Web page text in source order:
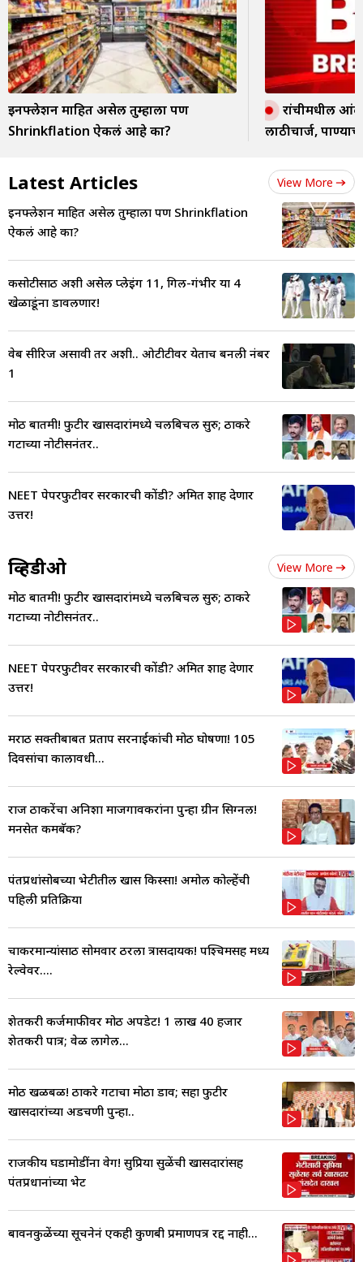
इनफ्लेशन माहित असेल तुम्हाला पण
Shrinkflation ऐकलं आहे का?
रांचीमधील
लाठीचार्ज,
Latest Articles View More
इनफ्लेशन माहित असेल तुम्हाला पण Shrinkflation
ऐकलं आहे का?
कसोटीसाठी अशी असेल प्लेइंग 11, गिल-गंभीर या 4
खेळाडूंना डावलणार!
वेब सीरिज असावी तर अशी.. ओटीटीवर येताच बनली नंबर
1
मोठी बातमी! फुटीर खासदारांमध्ये चलबिचल सुरु; ठाकरे
गटाच्या नोटीसनंतर..
NEET पेपरफुटीवर सरकारची कोंडी? अमित शाह देणार
उत्तर!
व्हिडीओ View More
मोठी बातमी! फुटीर खासदारांमध्ये चलबिचल सुरु; ठाकरे
गटाच्या नोटीसनंतर..
NEET पेपरफुटीवर सरकारची कोंडी? अमित शाह देणार
उत्तर!
मराठी सक्तीबाबत प्रताप सरनाईकांची मोठी घोषणा! 105
दिवसांचा कालावधी...
राज ठाकरेंचा अनिशा माजगावकरांना पुन्हा ग्रीन सिग्नल!
मनसेत कमबॅक?
पंतप्रधांसोबच्या भेटीतील खास किस्सा! अमोल कोल्हेंची
पहिली प्रतिक्रिया
चाकरमान्यांसाठी सोमवार ठरला त्रासदायक! पश्चिमसह मध्य
रेल्वेवर....
शेतकरी कर्जमाफीवर मोठी अपडेट! 1 लाख 40 हजार
शेतकरी पात्र; वेळ लागेल...
मोठी खळबळ! ठाकरे गटाचा मोठा डाव; सहा फुटीर
खासदारांच्या अडचणी पुन्हा..
राजकीय घडामोडींना वेग! सुप्रिया सुळेंची खासदारांसह
पंतप्रधानांच्या भेट
बावनकुळेंच्या सूचनेनं एकही कुणबी प्रमाणपत्र रद्द नाही...